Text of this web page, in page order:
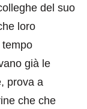
del suo
loro
già le
prova a
che che